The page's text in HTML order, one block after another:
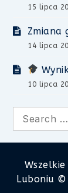
15 lipca
Zmiana
14 lipca
10 lipca
Search
for:
Luboniu ©